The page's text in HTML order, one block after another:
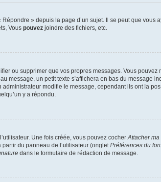
» depuis la page d’un sujet. Il se peut que
Vous pouvez joindre des fichiers, etc.
ou supprimer que vos propres messages. Vous
message, un petit texte s’affichera en bas du message
modifie le message, cependant ils ont la
y a répondu.
Une fois créée, vous pouvez cocherAttacher
du panneau de l’utilisateur (ongletPréférences du
dans le formulaire de rédaction de message.